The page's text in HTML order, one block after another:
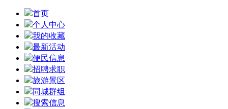
首页
个人中心
我的收藏
最新活动
便民信息
招聘求职
旅游景区
同城群组
搜索信息